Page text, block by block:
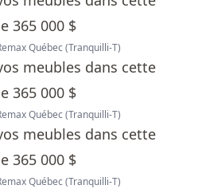
Québec (Tranquilli-T)
Québec (Tranquilli-T)
Québec (Tranquilli-T)